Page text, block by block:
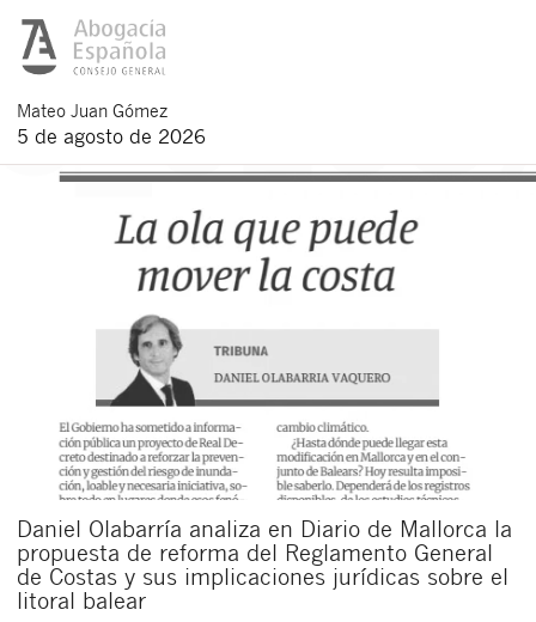
Mateo Juan Gómez
5 de agosto de 2026
Daniel Olabarría analiza en Diario de Mallorca la
propuesta de reforma del Reglamento General
de Costas y sus implicaciones jurídicas sobre el
litoral balear